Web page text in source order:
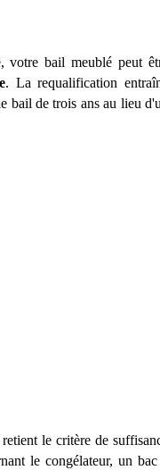
votre bail meublé peutê
. La requalification entraî
bail de trois ans au lieu
le critère de
le congélateur, un bac